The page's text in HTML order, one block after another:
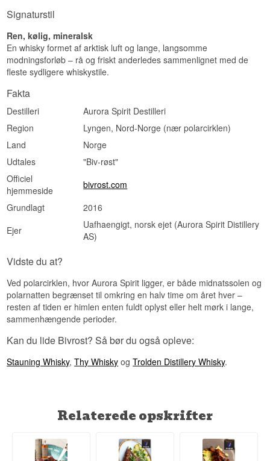
Signaturstil
Ren, kølig, mineralsk
En whisky formet af arktisk luft og lange, langsomme
modningsforløb – rå og friskt anderledes sammenlignet med de
fleste sydligere whiskystile.
Fakta
Destilleri
Aurora Spirit Destilleri
Region
Lyngen, Nord-Norge (nær polarcirklen)
Land
Norge
Udtales
"Biv-røst"
Officiel
hjemmeside
bivrost.com
Grundlagt
2016
Ejer
Uafhaengigt, norsk ejet (Aurora Spirit Distillery
AS)
Vidste du at?
Ved polarcirklen, hvor Aurora Spirit ligger, er både midnatssolen og
polarnatten begrænset til omkring en halv time om året hver –
resten af tiden er himlen enten fuldt oplyst eller helt mørk i lange,
sammenhængende perioder.
Kan du lide Bivrost? Så bør du også opleve:
Stauning Whisky,Thy Whisky ogTrolden Distillery Whisky.
Relaterede opskrifter